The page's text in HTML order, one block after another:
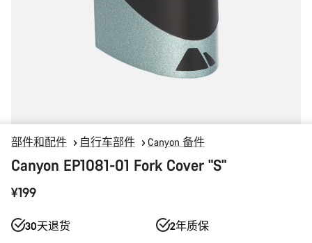
部件和配件 自行车部件 Canyon 备件
Canyon EP1081-01 Fork Cover "S"
¥199
30天退货 2年质保